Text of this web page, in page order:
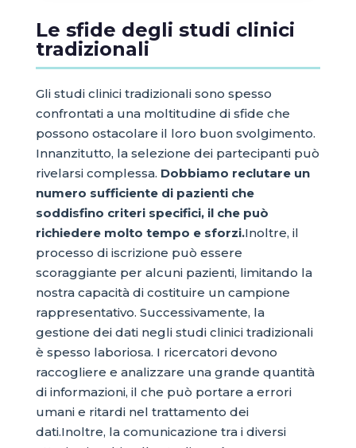
Le sfide degli studi clinici
tradizionali
Gli studi clinici tradizionali sono spesso
confrontati a una moltitudine di sfide che
possono ostacolare il loro buon svolgimento.
Innanzitutto, la selezione dei partecipanti può
rivelarsi complessa. Dobbiamo reclutare un
numero sufficiente di pazienti che
soddisfino criteri specifici, il che può
richiedere molto tempo e sforzi.Inoltre, il
processo di iscrizione può essere
scoraggiante per alcuni pazienti, limitando la
nostra capacità di costituire un campione
rappresentativo. Successivamente, la
gestione dei dati negli studi clinici tradizionali
è spesso laboriosa. I ricercatori devono
raccogliere e analizzare una grande quantità
di informazioni, il che può portare a errori
umani e ritardi nel trattamento dei
dati.Inoltre, la comunicazione tra i diversi